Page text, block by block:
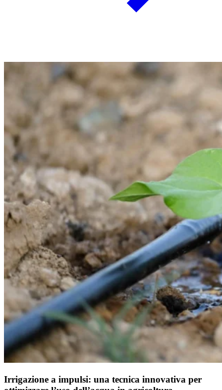
Irrigazione a impulsi: una tecnica innovativa per